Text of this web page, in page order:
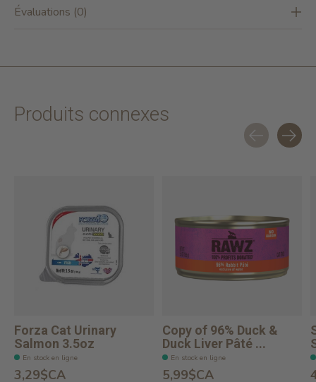
Évaluations (0)
Produits connexes
Forza Cat Urinary
Salmon 3.5oz
En stock en ligne
3,29$CA
Copy of 96% Duck &
Duck Liver Pâté ...
En stock en ligne
5,99$CA